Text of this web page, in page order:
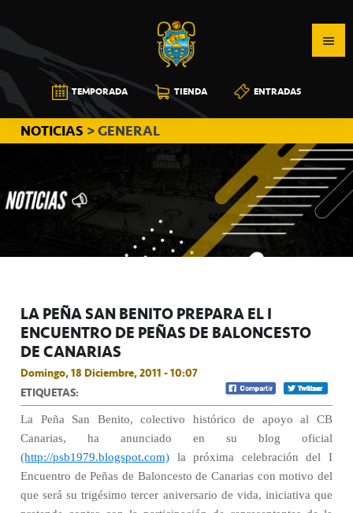
a
la
navegación
principal
al
contenido
principal
a
la
barra
lateral
principal
CB
CANARIAS
TEMPORADA TIENDA ENTRADAS
NOTICIAS > GENERAL
LA PEÑA SAN BENITO PREPARA EL I
ENCUENTRO DE PEÑAS DE BALONCESTO
DE CANARIAS
Domingo, 18 Diciembre, 2011 - 10:07
ETIQUETAS:
La Peña San Benito, colectivo histórico de apoyo al CB
Canarias, ha anunciado en su blog oficial
(http://psb1979.blogspot.com) la próxima celebración del I
Encuentro de Peñas de Baloncesto de Canarias con motivo del
que será su trigésimo tercer aniversario de vida, iniciativa que